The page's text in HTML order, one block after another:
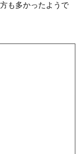
も多かったようで